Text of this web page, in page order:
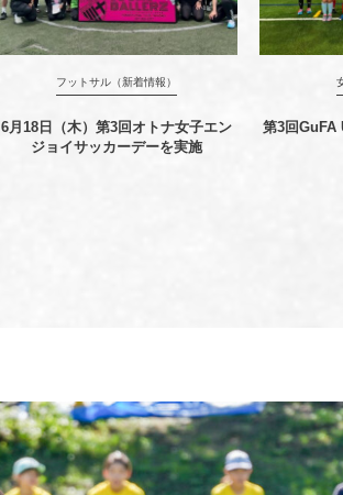
フットサル（新着情報）
6月18日（木）第3回オトナ女子エン
ジョイサッカーデーを実施
第3回GuFA